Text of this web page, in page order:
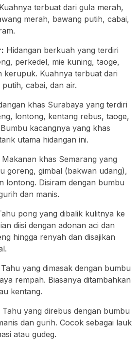
terbuat dari gula merah,
merah, bawang putih, cabai,
Hidangan berkuah yang terdiri
perkedel, mie kuning, taoge,
kerupuk. Kuahnya terbuat dari
cabai, dan air.
khas Surabaya yang terdiri
lontong, kentang rebus, taoge,
kacangnya yang khas
utama hidangan ini.
Makanan khas Semarang yang
goreng, gimbal (bakwan udang),
lontong. Disiram dengan bumbu
dan manis.
pong yang dibalik kulitnya ke
diisi dengan adonan aci dan
hingga renyah dan disajikan
Tahu yang dimasak dengan bumbu
rempah. Biasanya ditambahkan
kentang.
Tahu yang direbus dengan bumbu
dan gurih. Cocok sebagai lauk
atau gudeg.